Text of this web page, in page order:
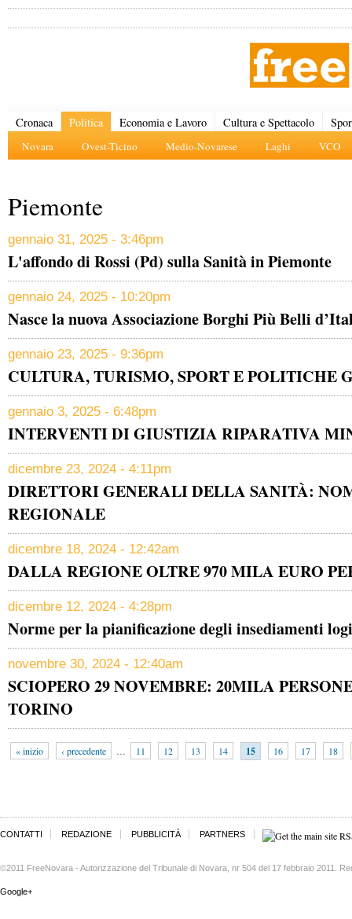
Cronaca Politica
Novara Ovest-Ticino Medio-Novarese Laghi VCO
Economia e Lavoro Cultura e Spettacolo
Piemonte
gennaio 31, 2025 - 3:46pm
L'affondo di Rossi (Pd) sulla Sanità in Piemonte
gennaio 24, 2025 - 10:20pm
Nasce la nuova Associazione Borghi Più Belli
gennaio 23, 2025 - 9:36pm
CULTURA, TURISMO, SPORT E POLITICHE
gennaio 3, 2025 - 6:48pm
INTERVENTI DI GIUSTIZIA RIPARATIVA
dicembre 23, 2024 - 4:11pm
DIRETTORI GENERALI DELLA SANITÀ:
REGIONALE
dicembre 18, 2024 - 12:42am
DALLA REGIONE OLTRE 970 MILA EURO
dicembre 12, 2024 - 4:28pm
Norme per la pianificazione degli insediamenti
novembre 30, 2024 - 12:40am
SCIOPERO 29 NOVEMBRE: 20MILA
TORINO
« inizio ‹ precedente … 11 12 13 14 15 16 17 18
CONTATTI REDAZIONE PUBBLICITÀ PARTNERS
©2011 FreeNovara - Autorizzazione del Tribunale di Novara, nr 504 del 17 febbraio 2011.
Google+